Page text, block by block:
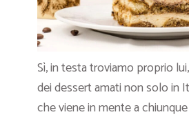
Sì, in testa troviamo proprio
dei dessert amati non solo in
che viene in mente a